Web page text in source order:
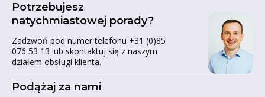
Potrzebujesz
natychmiastowej porady?
Zadzwoń pod numer telefonu +31 (0)85
076 53 13 lub skontaktuj się z naszym
działem obsługi klienta.
Podążaj za nami